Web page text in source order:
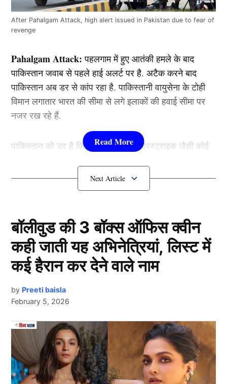
After Pahalgam Attack, high alert issued in Pakistan due to fear of
revenge
Pahalgam Attack: पहलगाम में हुए आतंकी हमले के बाद
पाकिस्तान जवाब से पहले हाई अलर्ट पर है. अटैक करने बाद
पाकिस्तान अब डर से कांप रहा है. पाकिस्तानी वायुसेना के टोही
विमान लगातार भारत की सीमा से लगे इलाकों की हवाई सीमा पर
नजर रख रहे हैं.
पाकिस्तान को डर है कि भारत बालाकोट एयरस्ट्राइक जैसी कोई
और सीमावर्ती इलाकों में चौकसी बढ़ा दी गई है.
Next Article
बॉलीवुड की 3 बॉक्स ऑफिस क्वीन
कही जाती यह अभिनेत्रियां, लिस्ट में
कई हैरान कर देने वाले नाम
by Preeti baisla
February 5, 2026